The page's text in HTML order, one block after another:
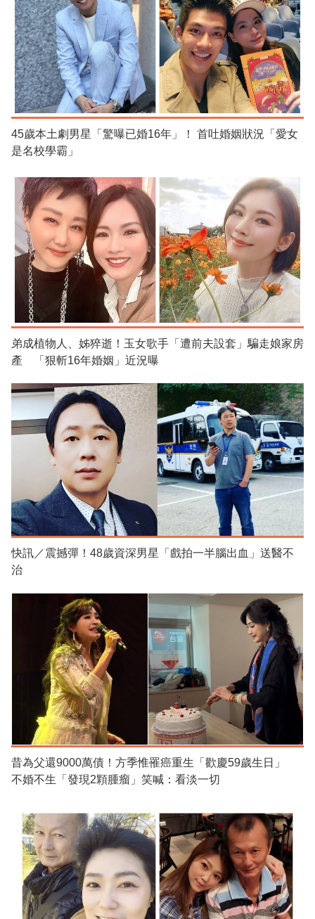
45歲本土劇男星「驚曝已婚16年」！ 首吐婚姻狀況「愛女
是名校學霸」
弟成植物人、姊猝逝！玉女歌手「遭前夫設套」騙走娘家房
產 「狠斬16年婚姻」近況曝
快訊／震撼彈！48歲資深男星「戲拍一半腦出血」送醫不
治
昔為父還9000萬債！方季惟罹癌重生「歡慶59歲生日」
不婚不生「發現2顆腫瘤」笑喊：看淡一切